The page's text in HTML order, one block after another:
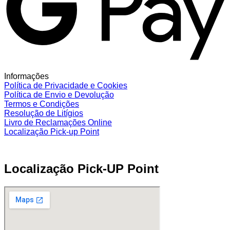
Informações
Política de Privacidade e Cookies
Política de Envio e Devolução
Termos e Condições
Resolução de Litígios
Livro de Reclamações Online
Localização Pick-up Point
Localização Pick-UP Point